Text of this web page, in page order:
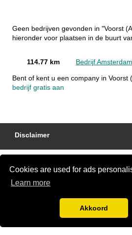
Cookies are used for ads
Learn more
Akkoord
Geen bedrijven gevonden in "Voorst
hieronder voor plaatsen in de buurt
114.77 km Bedrijf Amsterdam
Bent of kent u een company in Voorst
bedrijf gratis aan
Disclaimer